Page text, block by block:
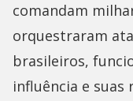
comandam
orquestraram
brasileiros,
influência e suas